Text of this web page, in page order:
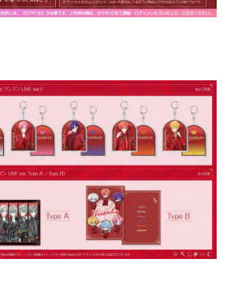
るぅと
さとみ
ななもり。